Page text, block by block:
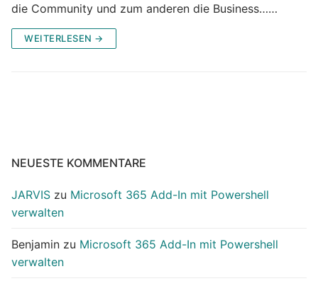
die Community und zum anderen die Business……
WEITERLESEN →
NEUESTE KOMMENTARE
JARVIS zu Microsoft 365 Add-In mit Powershell
verwalten
Benjamin zu Microsoft 365 Add-In mit Powershell
verwalten